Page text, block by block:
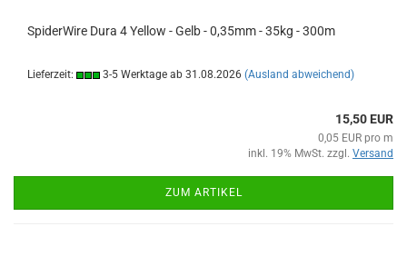
SpiderWire Dura 4 Yellow - Gelb - 0,35mm - 35kg - 300m
Lieferzeit: 3-5 Werktage ab 31.08.2026 (Ausland abweichend)
15,50 EUR
0,05 EUR pro m
inkl. 19% MwSt. zzgl. Versand
ZUM ARTIKEL